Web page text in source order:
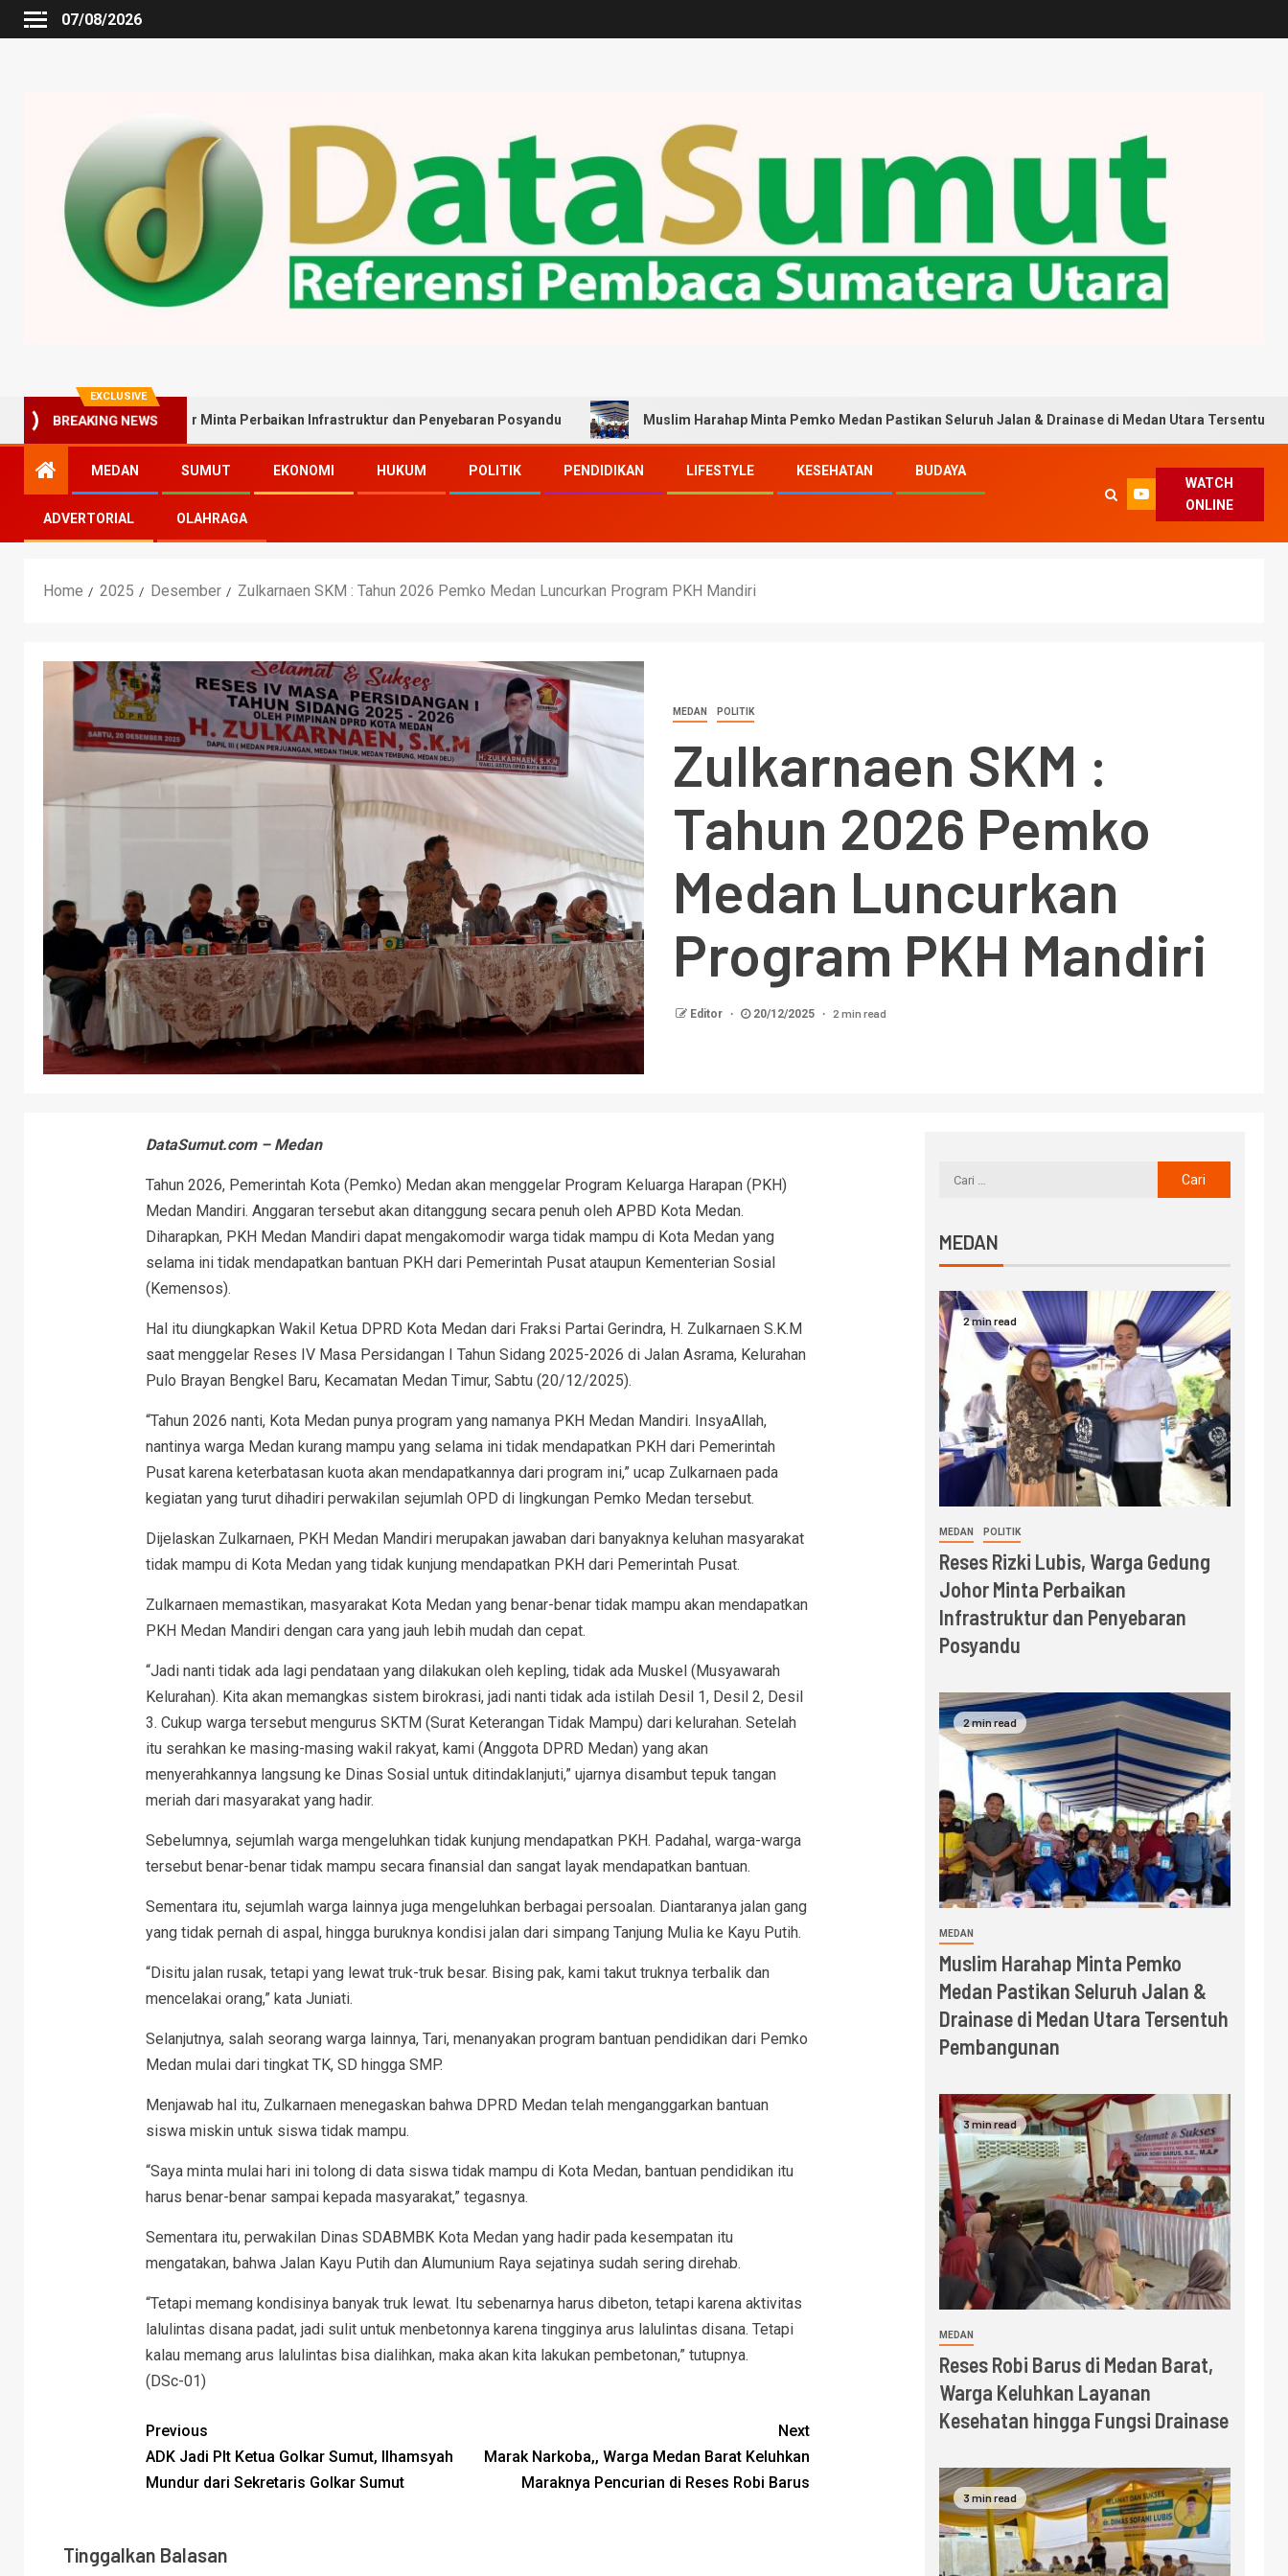
07/08/2026
EXCLUSIVE
BREAKING NEWS
Gedung Johor Minta Perbaikan Infrastruktur dan Penyebaran Posyandu Muslim Harahap Minta Pemko Medan Pastikan Seluruh Jalan & Drainase di Medan Utara Tersentuh Pembangunan
MEDAN SUMUT EKONOMI HUKUM POLITIK PENDIDIKAN LIFESTYLE KESEHATAN BUDAYA
ADVERTORIAL OLAHRAGA
WATCH
ONLINE
Home 2025 Desember Zulkarnaen SKM : Tahun 2026 Pemko Medan Luncurkan Program PKH Mandiri
MEDAN POLITIK
Zulkarnaen SKM :
Tahun 2026 Pemko
Medan Luncurkan
Program PKH Mandiri
Editor 20/12/2025 2 min read
DataSumut.com – Medan
Tahun 2026, Pemerintah Kota (Pemko) Medan akan menggelar Program Keluarga Harapan (PKH)
Medan Mandiri. Anggaran tersebut akan ditanggung secara penuh oleh APBD Kota Medan.
Diharapkan, PKH Medan Mandiri dapat mengakomodir warga tidak mampu di Kota Medan yang
selama ini tidak mendapatkan bantuan PKH dari Pemerintah Pusat ataupun Kementerian Sosial
(Kemensos).
Hal itu diungkapkan Wakil Ketua DPRD Kota Medan dari Fraksi Partai Gerindra, H. Zulkarnaen S.K.M
saat menggelar Reses IV Masa Persidangan I Tahun Sidang 2025-2026 di Jalan Asrama, Kelurahan
Pulo Brayan Bengkel Baru, Kecamatan Medan Timur, Sabtu (20/12/2025).
“Tahun 2026 nanti, Kota Medan punya program yang namanya PKH Medan Mandiri. InsyaAllah,
nantinya warga Medan kurang mampu yang selama ini tidak mendapatkan PKH dari Pemerintah
Pusat karena keterbatasan kuota akan mendapatkannya dari program ini,” ucap Zulkarnaen pada
kegiatan yang turut dihadiri perwakilan sejumlah OPD di lingkungan Pemko Medan tersebut.
Dijelaskan Zulkarnaen, PKH Medan Mandiri merupakan jawaban dari banyaknya keluhan masyarakat
tidak mampu di Kota Medan yang tidak kunjung mendapatkan PKH dari Pemerintah Pusat.
Zulkarnaen memastikan, masyarakat Kota Medan yang benar-benar tidak mampu akan mendapatkan
PKH Medan Mandiri dengan cara yang jauh lebih mudah dan cepat.
“Jadi nanti tidak ada lagi pendataan yang dilakukan oleh kepling, tidak ada Muskel (Musyawarah
Kelurahan). Kita akan memangkas sistem birokrasi, jadi nanti tidak ada istilah Desil 1, Desil 2, Desil
3. Cukup warga tersebut mengurus SKTM (Surat Keterangan Tidak Mampu) dari kelurahan. Setelah
itu serahkan ke masing-masing wakil rakyat, kami (Anggota DPRD Medan) yang akan
menyerahkannya langsung ke Dinas Sosial untuk ditindaklanjuti,” ujarnya disambut tepuk tangan
meriah dari masyarakat yang hadir.
Sebelumnya, sejumlah warga mengeluhkan tidak kunjung mendapatkan PKH. Padahal, warga-warga
tersebut benar-benar tidak mampu secara finansial dan sangat layak mendapatkan bantuan.
Sementara itu, sejumlah warga lainnya juga mengeluhkan berbagai persoalan. Diantaranya jalan gang
yang tidak pernah di aspal, hingga buruknya kondisi jalan dari simpang Tanjung Mulia ke Kayu Putih.
“Disitu jalan rusak, tetapi yang lewat truk-truk besar. Bising pak, kami takut truknya terbalik dan
mencelakai orang,” kata Juniati.
Selanjutnya, salah seorang warga lainnya, Tari, menanyakan program bantuan pendidikan dari Pemko
Medan mulai dari tingkat TK, SD hingga SMP.
Menjawab hal itu, Zulkarnaen menegaskan bahwa DPRD Medan telah menganggarkan bantuan
siswa miskin untuk siswa tidak mampu.
“Saya minta mulai hari ini tolong di data siswa tidak mampu di Kota Medan, bantuan pendidikan itu
harus benar-benar sampai kepada masyarakat,” tegasnya.
Sementara itu, perwakilan Dinas SDABMBK Kota Medan yang hadir pada kesempatan itu
mengatakan, bahwa Jalan Kayu Putih dan Alumunium Raya sejatinya sudah sering direhab.
“Tetapi memang kondisinya banyak truk lewat. Itu sebenarnya harus dibeton, tetapi karena aktivitas
lalulintas disana padat, jadi sulit untuk menbetonnya karena tingginya arus lalulintas disana. Tetapi
kalau memang arus lalulintas bisa dialihkan, maka akan kita lakukan pembetonan,” tutupnya.
(DSc-01)
Previous
ADK Jadi Plt Ketua Golkar Sumut, Ilhamsyah
Mundur dari Sekretaris Golkar Sumut
Next
Marak Narkoba,, Warga Medan Barat Keluhkan
Maraknya Pencurian di Reses Robi Barus
Tinggalkan Balasan
MEDAN
2 min read
MEDAN POLITIK
Reses Rizki Lubis, Warga Gedung
Johor Minta Perbaikan
Infrastruktur dan Penyebaran
Posyandu
2 min read
MEDAN
Muslim Harahap Minta Pemko
Medan Pastikan Seluruh Jalan &
Drainase di Medan Utara Tersentuh
Pembangunan
3 min read
MEDAN
Reses Robi Barus di Medan Barat,
Warga Keluhkan Layanan
Kesehatan hingga Fungsi Drainase
3 min read